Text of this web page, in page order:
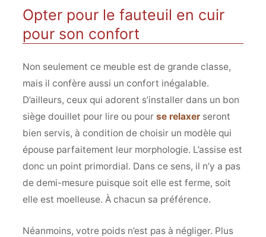
Opter pour le fauteuil en cuir
pour son confort
Non seulement ce meuble est de grande classe,
mais il confère aussi un confort inégalable.
D’ailleurs, ceux qui adorent s’installer dans un bon
siège douillet pour lire ou pour se relaxerseront
bien servis, à condition de choisir un modèle qui
épouse parfaitement leur morphologie. L’assise est
donc un point primordial. Dans ce sens, il n’y a pas
de demi-mesure puisque soit elle est ferme, soit
elle est moelleuse. À chacun sa préférence.
Néanmoins, votre poids n’est pas à négliger. Plus